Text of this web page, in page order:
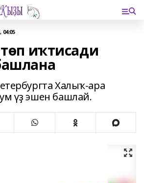
иҡтисади
Халыҡ-ара
үҙ эшен башлай.